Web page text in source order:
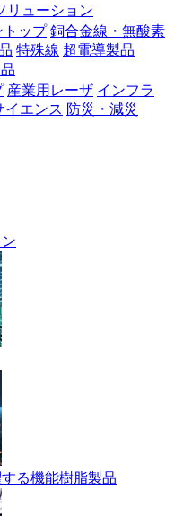
リューション
トップ 銅合金線・無酸素
特殊線 超電導製品
産業用レーザ インフラ
イエンス 防災・減災
る機能樹脂製品